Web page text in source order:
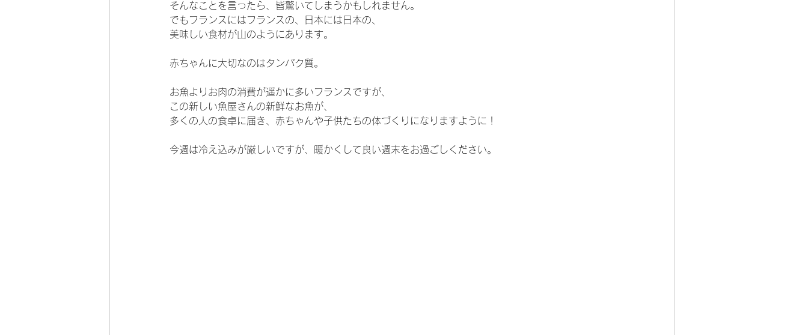
そんなことを言ったら、皆驚いてしまうかもしれません。
でもフランスにはフランスの、日本には日本の、
美味しい食材が山のようにあります。
赤ちゃんに大切なのはタンパク質。
お魚よりお肉の消費が遥かに多いフランスですが、
この新しい魚屋さんの新鮮なお魚が、
多くの人の食卓に届き、赤ちゃんや子供たちの体づくりになりますように！
今週は冷え込みが厳しいですが、暖かくして良い週末をお過ごしください。